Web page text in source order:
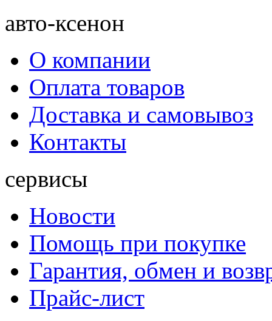
авто-ксенон
О компании
Оплата товаров
Доставка и самовывоз
Контакты
сервисы
Новости
Помощь при покупке
Гарантия, обмен и
Прайс-лист